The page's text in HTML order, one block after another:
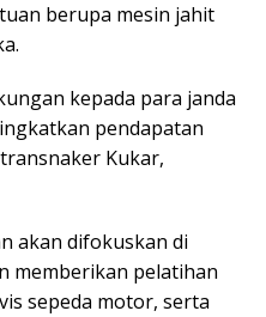
berupa mesin jahit
kepada para janda
pendapatan
Kukar,
akan difokuskan di
memberikan pelatihan
sepeda motor, serta